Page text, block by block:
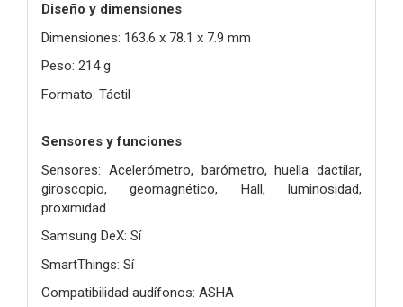
Diseño y dimensiones
Dimensiones: 163.6 x 78.1 x 7.9 mm
Peso: 214 g
Formato: Táctil
Sensores y funciones
Sensores: Acelerómetro, barómetro, huella dactilar,
giroscopio, geomagnético, Hall, luminosidad,
proximidad
Samsung DeX: Sí
SmartThings: Sí
Compatibilidad audífonos: ASHA